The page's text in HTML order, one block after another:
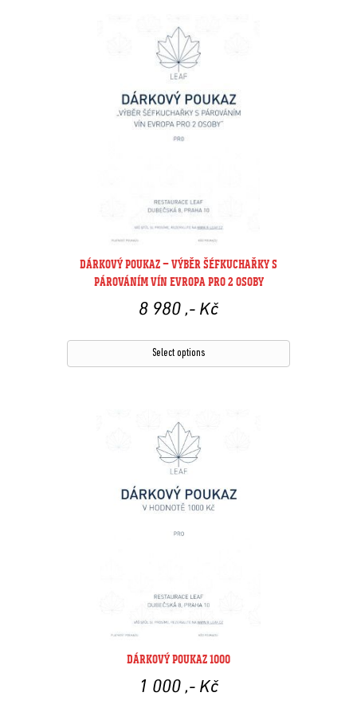
DÁRKOVÝ POUKAZ – VÝBĚR ŠÉFKUCHAŘKY S
PÁROVÁNÍM VÍN EVROPA PRO 2 OSOBY
8 980 ,- Kč
Select options
DÁRKOVÝ POUKAZ 1000
1 000 ,- Kč